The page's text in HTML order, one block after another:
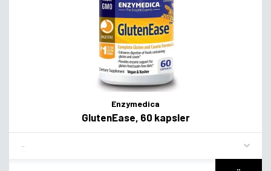
Enzymedica
GlutenEase, 60 kapsler